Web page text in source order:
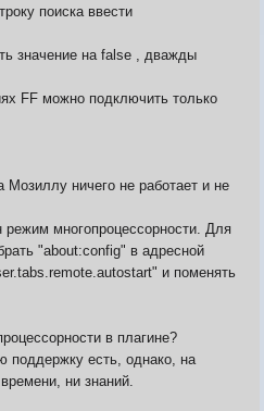
поиска ввести
значение на false , дважды
FF можно подключить только
Мозиллу ничего не работает и не
многопроцессорности. Для
"about:config" в адресной
и поменять
в плагине?
поддержку есть, однако, на
ни знаний.